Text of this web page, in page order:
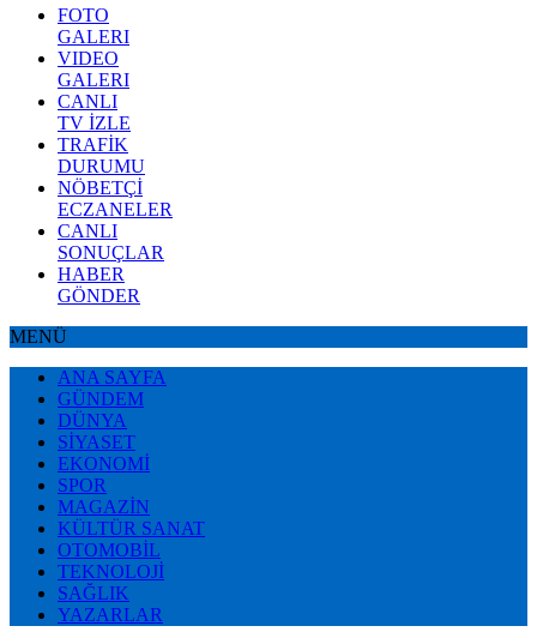
FOTO
GALERI
VIDEO
GALERI
CANLI
TV İZLE
TRAFİK
DURUMU
NÖBETÇİ
ECZANELER
CANLI
SONUÇLAR
HABER
GÖNDER
MENÜ
ANA SAYFA
GÜNDEM
DÜNYA
SİYASET
EKONOMİ
SPOR
MAGAZİN
KÜLTÜR SANAT
OTOMOBİL
TEKNOLOJİ
SAĞLIK
YAZARLAR